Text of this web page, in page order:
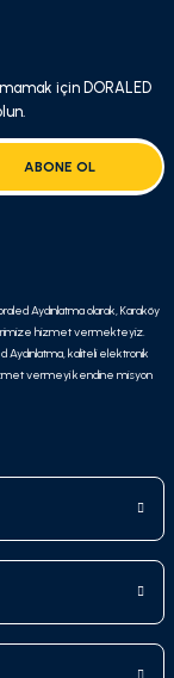
için DORALED
ABONE OL
Aydınlatma olarak, Karaköy
hizmet vermekteyiz.
Aydınlatma, kaliteli elektronik
vermeyi kendine misyon